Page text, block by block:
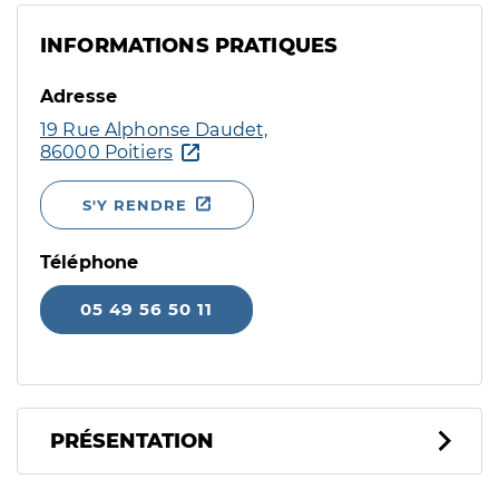
INFORMATIONS PRATIQUES
Adresse
19 Rue Alphonse Daudet,
86000 Poitiers
S'Y RENDRE
Téléphone
05 49 56 50 11
PRÉSENTATION